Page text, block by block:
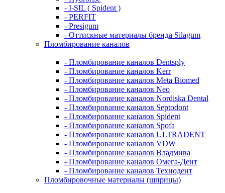
- I-SIL ( Spident )
- PERFIT
- Presigum
- Оттискные материалы бренда Silagum
Пломбирование каналов
- Пломбирование каналов Dentsply
- Пломбирование каналов Kerr
- Пломбирование каналов Meta Biomed
- Пломбирование каналов Neo
- Пломбирование каналов Nordiska Dental
- Пломбирование каналов Septodont
- Пломбирование каналов Spident
- Пломбирование каналов Spofa
- Пломбирование каналов ULTRADENT
- Пломбирование каналов VDW
- Пломбирование каналов Владмива
- Пломбирование каналов Омега-Дент
- Пломбирование каналов Технодент
Пломбировочные материалы (шприцы)